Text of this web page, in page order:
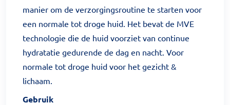
manier om de verzorgingsroutine te starten voor
een normale tot droge huid. Het bevat de MVE
technologie die de huid voorziet van continue
hydratatie gedurende de dag en nacht. Voor
normale tot droge huid voor het gezicht &
lichaam.
Gebruik